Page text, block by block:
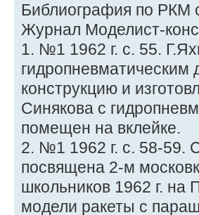
Библиография по РКМ
Журнал Моделист-
1. №1 1962 г. с. 55.
гидропневматическим
конструкцию и
Синякова с
помещен на вклейке.
2. №1 1962 г. с. 58-59.
посвящена 2-м
школьников 1962 г.
модели ракеты с